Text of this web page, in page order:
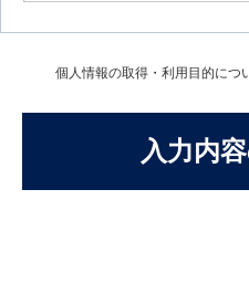
個人情報の取得・利用目的につ
入力内